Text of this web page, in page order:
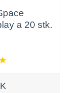
a 20 stk.